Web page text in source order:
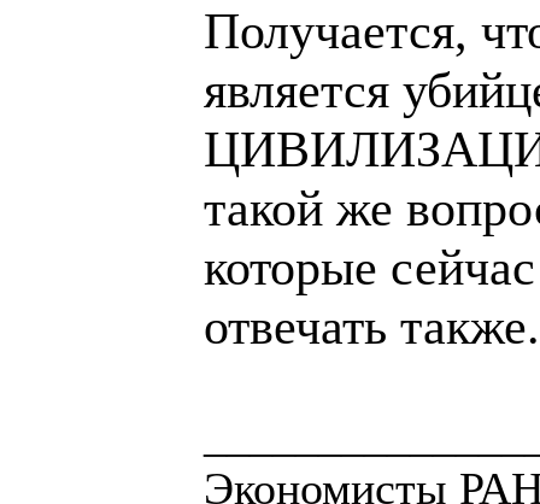
Получается,
является
такой же
которые
отвечать также.
Экономисты